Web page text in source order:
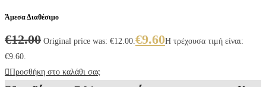
Άμεσα Διαθέσιμο
€12.00 Original price was: €12.00.€9.60Η τρέχουσα τιμή είναι:
€9.60.
Προσθήκη στο καλάθι σας